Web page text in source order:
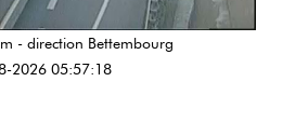
- direction Bettembourg
2026 05:57:18